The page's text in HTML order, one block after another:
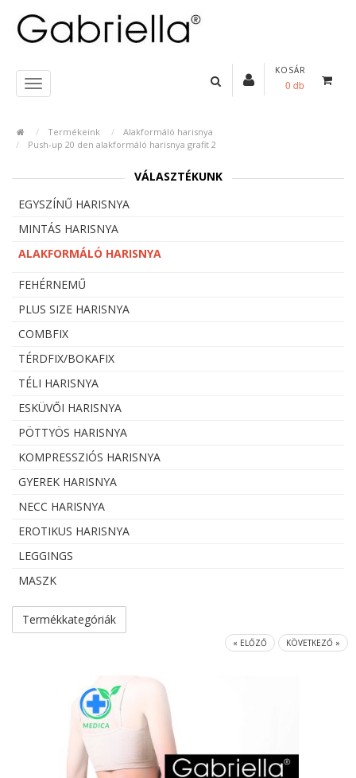
KOSÁR
0 db
Termékeink
Alakformáló harisnya
Push-up 20 den alakformáló harisnya grafit 2
VÁLASZTÉKUNK
EGYSZÍNŰ HARISNYA
MINTÁS HARISNYA
ALAKFORMÁLÓ HARISNYA
FEHÉRNEMŰ
PLUS SIZE HARISNYA
COMBFIX
TÉRDFIX/BOKAFIX
TÉLI HARISNYA
ESKÜVŐI HARISNYA
PÖTTYÖS HARISNYA
KOMPRESSZIÓS HARISNYA
GYEREK HARISNYA
NECC HARISNYA
EROTIKUS HARISNYA
LEGGINGS
MASZK
Termékkategóriák
« ELŐZŐ KÖVETKEZŐ »